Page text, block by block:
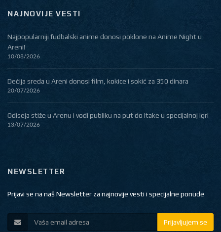
NAJNOVIJE VESTI
Najpopularniji fudbalski anime donosi poklone na Anime Night u
Areni!
10/08/2026
Dečija sreda u Areni donosi film, kokice i sokić za 350 dinara
20/07/2026
Odiseja stiže u Arenu i vodi publiku na put do Itake u specijalnoj igri
13/07/2026
NEWSLETTER
Prijavi se na naš Newsletter za najnovije vesti i specijalne ponude
Prijavljujem se